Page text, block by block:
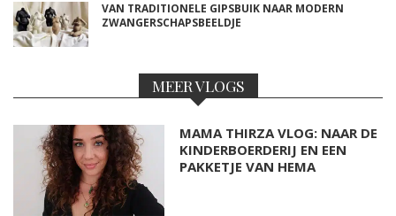
VAN TRADITIONELE GIPSBUIK NAAR MODERN
ZWANGERSCHAPSBEELDJE
MEER VLOGS
MAMA THIRZA VLOG: NAAR DE
KINDERBOERDERIJ EN EEN
PAKKETJE VAN HEMA